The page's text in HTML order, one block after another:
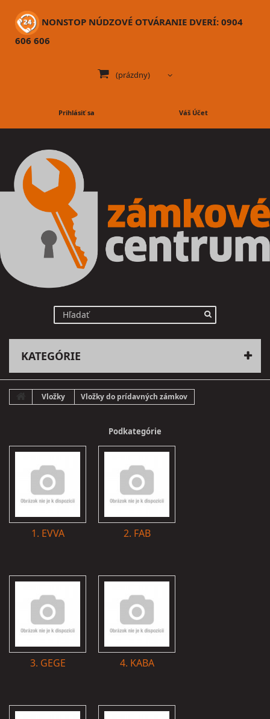
NONSTOP NÚDZOVÉ OTVÁRANIE DVERÍ: 0904
606 606
(prázdny)
Prihlásiť sa Váš Účet
KATEGÓRIE
Vložky Vložky do prídavných zámkov
Podkategórie
1. EVVA 2. FAB
3. GEGE 4. KABA